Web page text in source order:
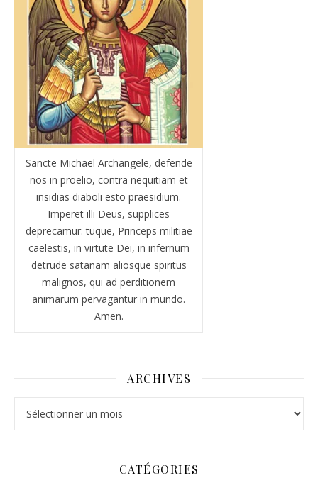
Sancte Michael Archangele, defende
nos in proelio, contra nequitiam et
insidias diaboli esto praesidium.
Imperet illi Deus, supplices
deprecamur: tuque, Princeps militiae
caelestis, in virtute Dei, in infernum
detrude satanam aliosque spiritus
malignos, qui ad perditionem
animarum pervagantur in mundo.
Amen.
ARCHIVES
CATÉGORIES